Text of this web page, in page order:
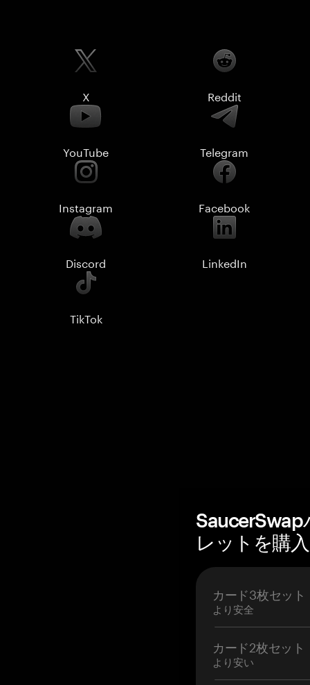
X Reddit
YouTube Telegram
Instagram Facebook
Discord LinkedIn
TikTok
レットを購
カード3枚セット
より安全
カード2枚セット
より安い